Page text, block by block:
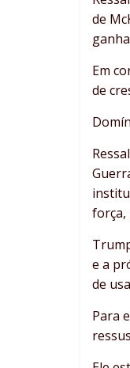
de
Em
de
força,
e a
de
Para